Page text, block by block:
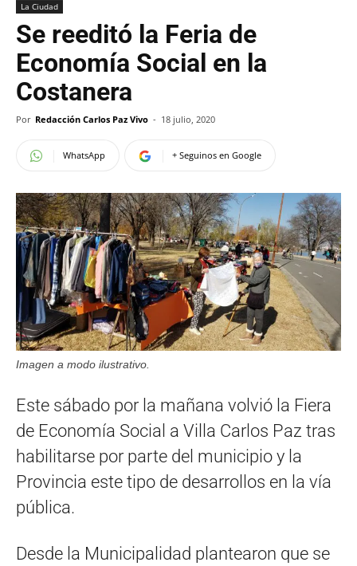
La Ciudad
Se reeditó la Feria de
Economía Social en la
Costanera
Por Redacción Carlos Paz Vivo - 18 julio, 2020
WhatsApp + Seguinos en Google
Imagen a modo ilustrativo.
Este sábado por la mañana volvió la Fiera
de Economía Social a Villa Carlos Paz tras
habilitarse por parte del municipio y la
Provincia este tipo de desarrollos en la vía
pública.
Desde la Municipalidad plantearon que se